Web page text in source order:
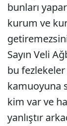
bunları
kurum ve
Sayın Veli
bu
kamuoyuna
kim var ve
yanlıştır